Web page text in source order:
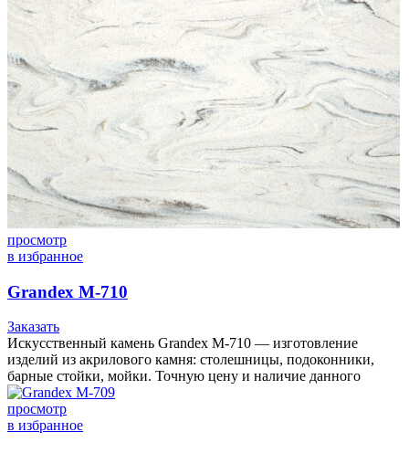
просмотр
в избранное
Grandex M-710
Заказать
Искусственный камень Grandex M-710 — изготовление
изделий из акрилового камня: столешницы, подоконники,
барные стойки, мойки. Точную цену и наличие данного
просмотр
в избранное